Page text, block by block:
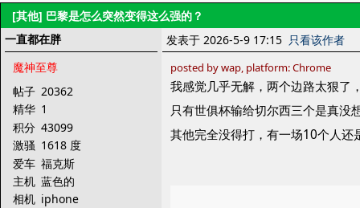
[其他] 巴黎是怎么突然变得这么强的？
一直都在胖
魔神至尊
帖子 20362
精华 1
积分 43099
激骚 1618 度
爱车 福克斯
主机 蓝色的
相机 iphone
发表于 2026-5-9 17:15 只看该作者
posted by wap, platform: Chrome
我感觉几乎无解，两个边路太狠了
只有世俱杯输给切尔西三个是真没
其他完全没得打，有一场10个人还